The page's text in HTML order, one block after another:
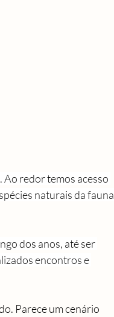
Ao redor temos acesso
naturais da fauna
dos anos, até ser
encontros e
Parece um cenário